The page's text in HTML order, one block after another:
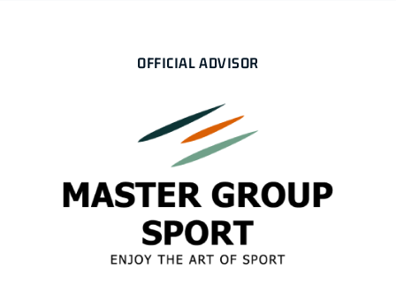
OFFICIAL ADVISOR